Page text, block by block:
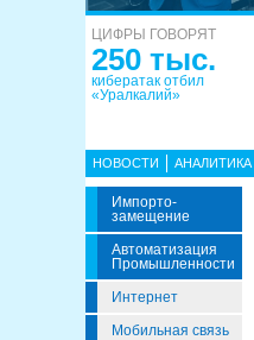
ЦИФРЫ ГОВОРЯТ
250 тыс.
кибератак отбил
«Уралкалий»
НОВОСТИ АНАЛИТИКА
Импорто­
Замещение
Автоматизация
Промышленности
Интернет
Мобильная связь